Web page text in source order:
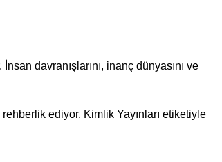
davranışlarını, inanç dünyasını ve
ediyor. Kimlik Yayınları etiketiyle